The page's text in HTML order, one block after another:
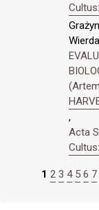
,
Acta
1 2 3 4 5 6 7